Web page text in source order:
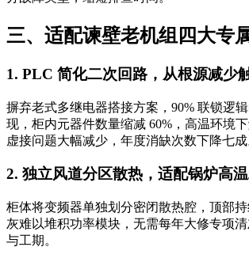
三、适配谏壁老机组四大专
1. PLC 简化二次回路，从根源减少
摒弃老式多继电器搭接方案，90% 联锁逻
现，柜内元器件数量缩减 60%，高温环境
虚接问题大幅减少，年度消缺次数下降七成
2. 独立风道分区散热，适配锅炉高
柜体将变频器单独划分密闭散热腔，顶部
灰难以堆积功率模块，无需每年大修专项
与工期。